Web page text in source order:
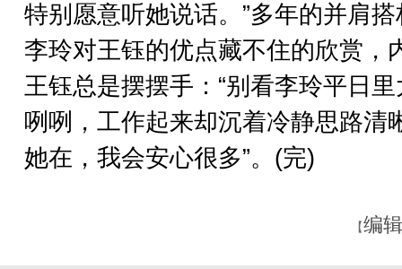
特别愿意听她说话。”多年的并肩
李玲对王钰的优点藏不住的欣赏，
王钰总是摆摆手：“别看李玲平日
咧咧，工作起来却沉着冷静思路清
她在，我会安心很多”。(完)
【编